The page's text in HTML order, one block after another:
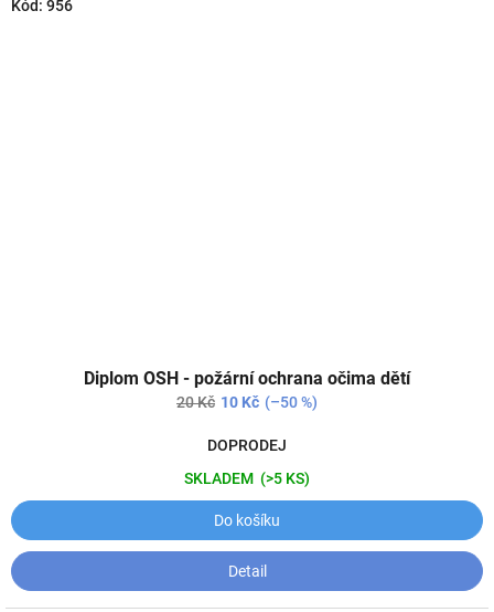
Diplom OSH - požární ochrana očima dětí
20 Kč 10 Kč (–50 %)
DOPRODEJ
SKLADEM (>5 KS)
Do košíku
Detail
Kód: 956